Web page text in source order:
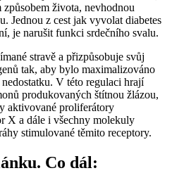
způsobem života, nevhodnou
Jednou z cest jak vyvolat diabetes
je narušit funkci srdečního svalu.
stravě a přizpůsobuje svůj
tak, aby bylo maximalizováno
V této regulaci hrají
produkovaných štítnou žlázou,
aktivované proliferátory
X a dále i všechny molekuly
stimulované těmito receptory.
Co dál: